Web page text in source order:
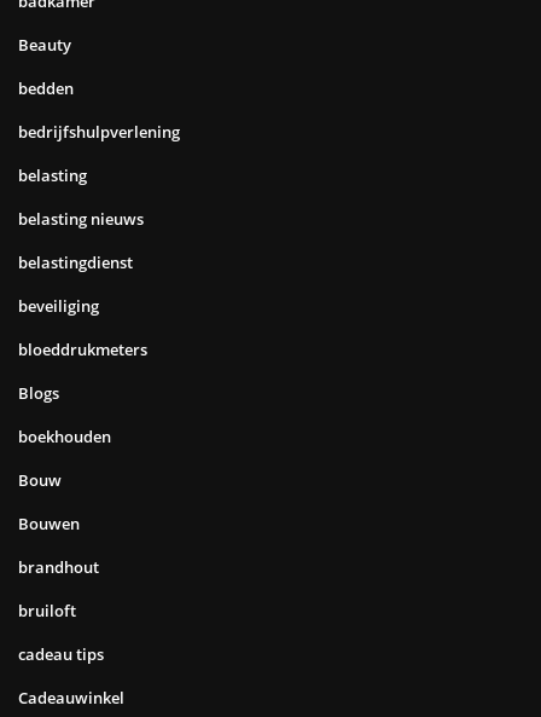
Beauty
bedden
bedrijfshulpverlening
belasting
belasting nieuws
belastingdienst
beveiliging
bloeddrukmeters
Blogs
boekhouden
Bouw
Bouwen
brandhout
bruiloft
cadeau tips
Cadeauwinkel